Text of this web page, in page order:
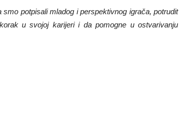
smo potpisali mladog i perspektivnog igrača, potrudit
u svojoj karijeri i da pomogne u ostvarivanju